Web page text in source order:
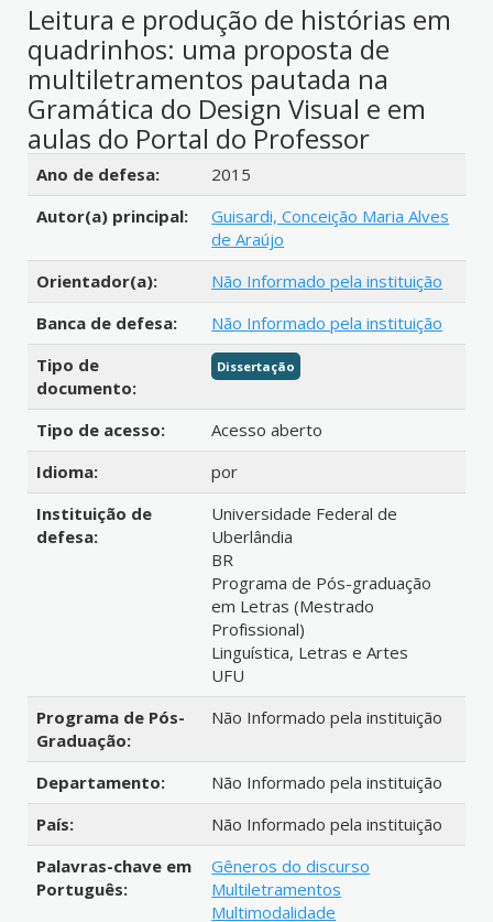
Leitura e produção de histórias em
quadrinhos: uma proposta de
multiletramentos pautada na
Gramática do Design Visual e em
aulas do Portal do Professor
Detalhes bibliográficos
Ano de defesa:
2015
Autor(a) principal:
Guisardi, Conceição Maria Alves
de Araújo
Orientador(a):
Não Informado pela instituição
Banca de defesa:
Não Informado pela instituição
Tipo de
documento:
Dissertação
Tipo de acesso:
Acesso aberto
Idioma:
por
Instituição de
defesa:
Universidade Federal de
Uberlândia
BR
Programa de Pós-graduação
em Letras (Mestrado
Profissional)
Linguística, Letras e Artes
UFU
Programa de Pós-
Graduação:
Não Informado pela instituição
Departamento:
Não Informado pela instituição
País:
Não Informado pela instituição
Palavras-chave em
Português:
Gêneros do discurso
Multiletramentos
Multimodalidade